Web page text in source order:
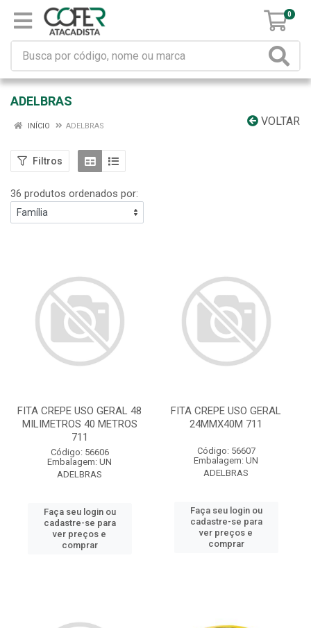
0
ADELBRAS
VOLTAR
INÍCIO ADELBRAS
Filtros
36 produtos ordenados por:
FITA CREPE USO GERAL 48
MILIMETROS 40 METROS
711
Código: 56606
Embalagem: UN
ADELBRAS
Faça seu login ou
cadastre-se para
ver preços e
comprar
FITA CREPE USO GERAL
24MMX40M 711
Código: 56607
Embalagem: UN
ADELBRAS
Faça seu login ou
cadastre-se para
ver preços e
comprar